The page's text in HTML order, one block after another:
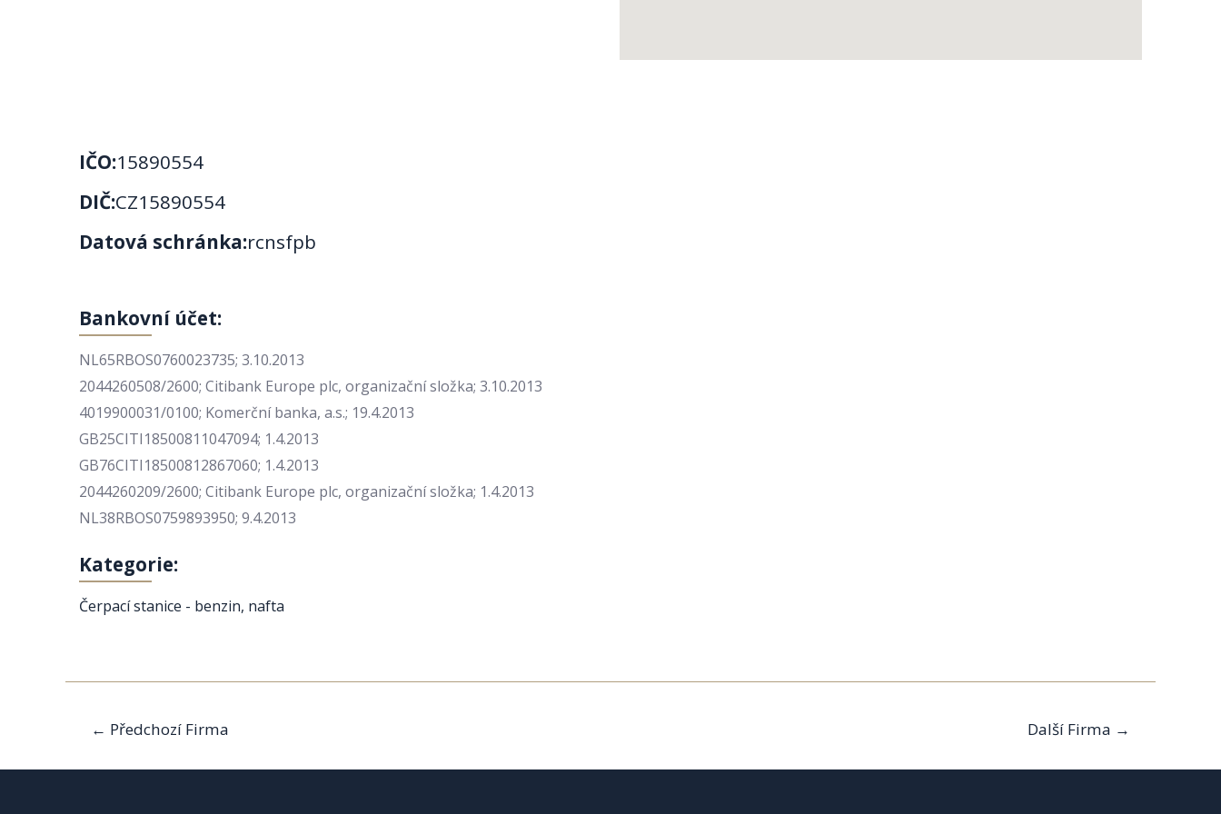
IČO:15890554
DIČ:CZ15890554
Datová schránka:rcnsfpb
Bankovní účet:
NL65RBOS0760023735; 3.10.2013
2044260508/2600; Citibank Europe plc, organizační složka; 3.10.2013
4019900031/0100; Komerční banka, a.s.; 19.4.2013
GB25CITI18500811047094; 1.4.2013
GB76CITI18500812867060; 1.4.2013
2044260209/2600; Citibank Europe plc, organizační složka; 1.4.2013
NL38RBOS0759893950; 9.4.2013
Kategorie:
Čerpací stanice - benzin, nafta
Navigace
pro
← Předchozí Firma Další Firma →